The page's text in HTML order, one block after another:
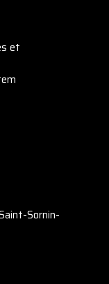
et
Sornin-